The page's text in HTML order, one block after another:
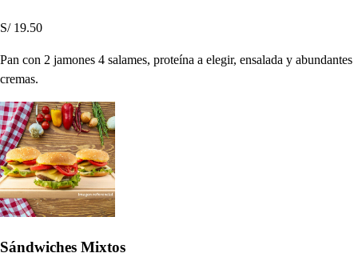
S/ 19.50
Pan con 2 jamones 4 salames, proteína a elegir, ensalada y abundantes
cremas.
Sándwiches Mixtos